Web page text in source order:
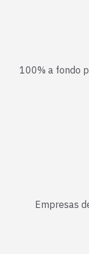
100% a fondo
Empresas